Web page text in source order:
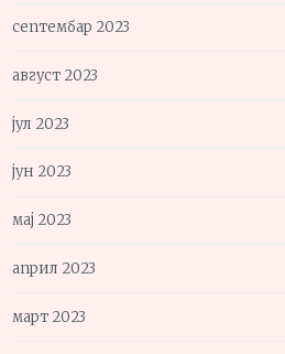
септембар 2023
август 2023
јул 2023
јун 2023
мај 2023
април 2023
март 2023